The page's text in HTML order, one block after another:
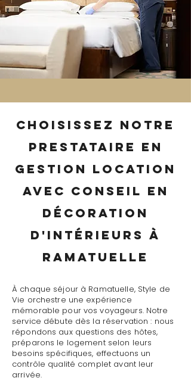
Choisissez notre
prestataire en
gestion location
avec conseil en
décoration
d'intérieurs à
Ramatuelle
À chaque séjour à Ramatuelle, Style de
Vie orchestre une expérience
mémorable pour vos voyageurs. Notre
service débute dès la réservation : nous
répondons aux questions des hôtes,
préparons le logement selon leurs
besoins spécifiques, effectuons un
contrôle qualité complet avant leur
arrivée.